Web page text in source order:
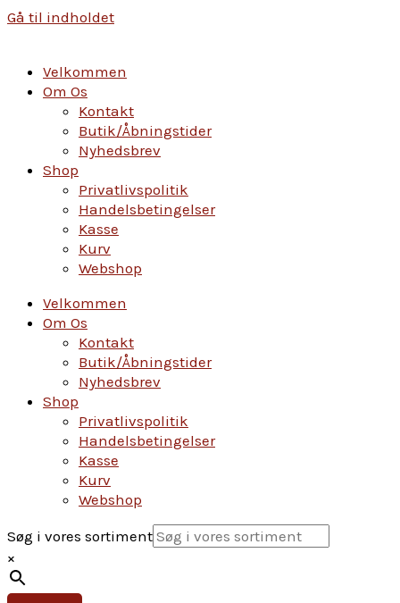
Gå til indholdet
Velkommen
Om Os
Kontakt
Butik/Åbningstider
Nyhedsbrev
Shop
Privatlivspolitik
Handelsbetingelser
Kasse
Kurv
Webshop
Velkommen
Om Os
Kontakt
Butik/Åbningstider
Nyhedsbrev
Shop
Privatlivspolitik
Handelsbetingelser
Kasse
Kurv
Webshop
Søg i vores sortiment
×